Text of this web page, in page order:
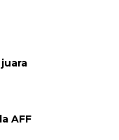
AFF